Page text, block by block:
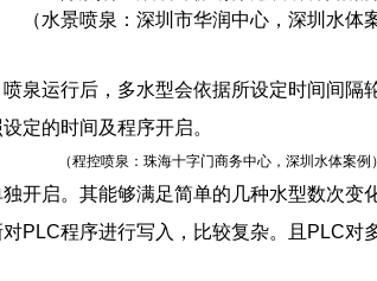
（水景喷泉：深圳市华润中心，深圳水体
运行后，多水型会依据所设定时间间隔
定的时间及程序开启。
（程控喷泉：珠海十字门商务中心，深圳水体案例）
启。其能够满足简单的几种水型数次变
PLC程序进行写入，比较复杂。且PLC